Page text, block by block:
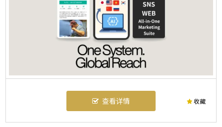
收藏
查看详情